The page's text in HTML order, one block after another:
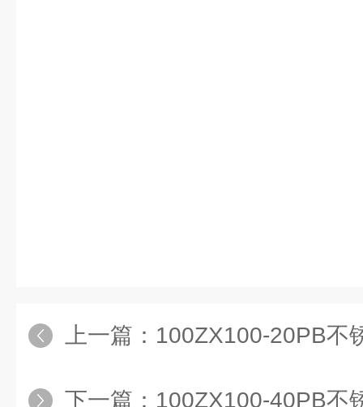
上一篇： 100ZX100-20PB不
下一篇： 100ZX100-40PB不